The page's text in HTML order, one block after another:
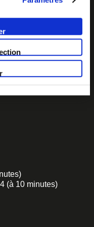
racontez nous votre
faire.
(à 10 minutes)